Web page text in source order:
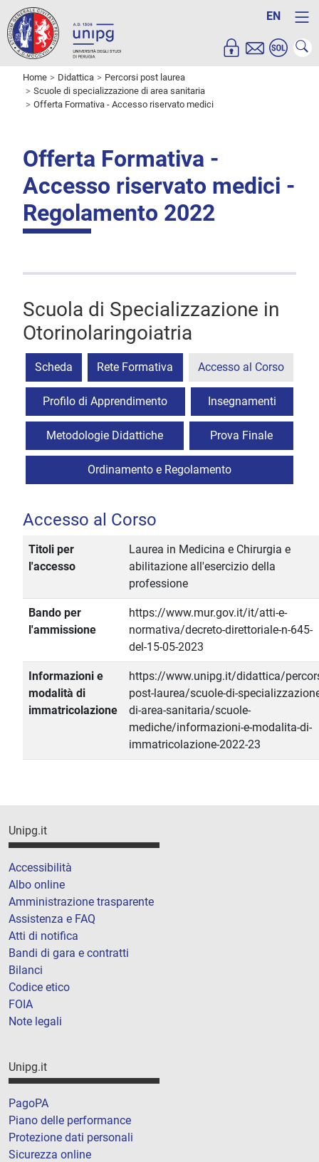
EN
Home Didattica
Percorsi post laurea
Scuole di specializzazione di area sanitaria
Offerta Formativa - Accesso riservato medici
Offerta Formativa -
Accesso riservato medici -
Regolamento 2022
Scuola di Specializzazione in
Otorinolaringoiatria
Scheda Rete Formativa Accesso al Corso
Profilo di Apprendimento Insegnamenti
Metodologie Didattiche Prova Finale
Ordinamento e Regolamento
Accesso al Corso
Titoli per
l'accesso
Laurea in Medicina e Chirurgia e
abilitazione all'esercizio della
professione
Bando per
l'ammissione
https://www.mur.gov.it/it/atti-e-
normativa/decreto-direttoriale-n-645-
del-15-05-2023
Informazioni e
modalità di
immatricolazione
https://www.unipg.it/didattica/
post-laurea/scuole-di-
di-area-sanitaria/scuole-
mediche/informazioni-e-modalita-di-
immatricolazione-2022-23
Unipg.it
Accessibilità
Albo online
Amministrazione trasparente
Assistenza e FAQ
Atti di notifica
Bandi di gara e contratti
Bilanci
Codice etico
FOIA
Note legali
Unipg.it
PagoPA
Piano delle performance
Protezione dati personali
Sicurezza online